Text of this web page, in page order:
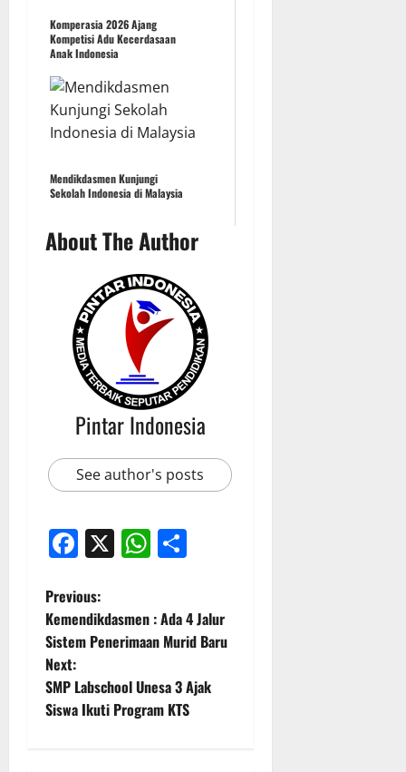
Komperasia 2026 Ajang
Kompetisi Adu Kecerdasaan
Anak Indonesia
Mendikdasmen Kunjungi
Sekolah Indonesia di Malaysia
About The Author
Pintar Indonesia
See author's posts
Facebook
X WhatsApp
P
o
s
t
Previous:
Kemendikdasmen : Ada 4 Jalur
Sistem Penerimaan Murid Baru
Next:
SMP Labschool Unesa 3 Ajak
Siswa Ikuti Program KTS